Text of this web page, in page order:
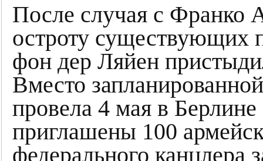
После случая с Франко
остроту существующих
фон дер Ляйен
Вместо
провела 4 мая в
приглашены 100
федерального канцлера